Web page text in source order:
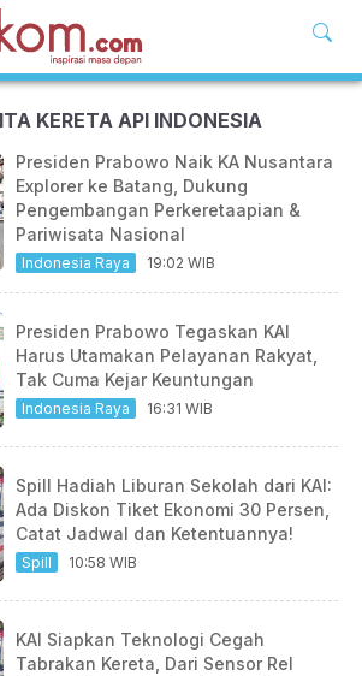
KERETA API INDONESIA
Presiden Prabowo Naik KA Nusantara
Explorer ke Batang, Dukung
Pengembangan Perkeretaapian &
Pariwisata Nasional
Indonesia Raya 19:02 WIB
Presiden Prabowo Tegaskan KAI
Harus Utamakan Pelayanan Rakyat,
Tak Cuma Kejar Keuntungan
Indonesia Raya 16:31 WIB
Spill Hadiah Liburan Sekolah dari KAI:
Ada Diskon Tiket Ekonomi 30 Persen,
Catat Jadwal dan Ketentuannya!
Spill 10:58 WIB
KAI Siapkan Teknologi Cegah
Tabrakan Kereta, Dari Sensor Rel